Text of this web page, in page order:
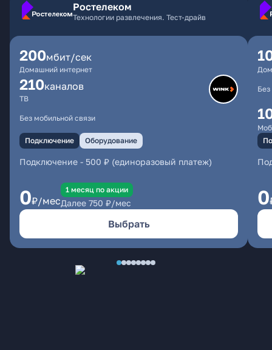
Ростелеком
Технологии развлечения. Тест-драйв
200мбит/сек
Домашний интернет
210каналов
ТВ
Без мобильной связи
Подключение Оборудование
Подключение - 500 ₽ (единоразовый платеж)
0₽/мес
1 месяц по акции
Далее 750 ₽/мес
Выбрать
0